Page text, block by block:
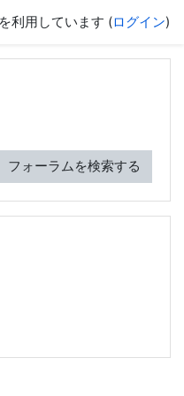
利用しています (ログイン)
フォーラムを検索する